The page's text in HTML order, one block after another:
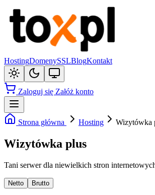
HostingDomenySSLBlogKontakt
Zaloguj się Załóż konto
Strona główna Hosting Wizytówka
Wizytówka plus
Tani serwer dla niewielkich stron
Netto Brutto